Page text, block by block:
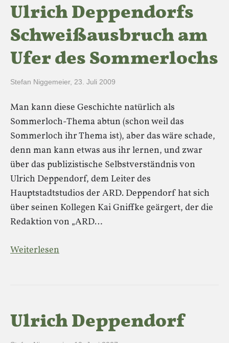
Ulrich Deppendorfs
Schweißausbruch am
Ufer des Sommerlochs
Stefan Niggemeier, 23. Juli 2009
Man kann diese Geschichte natürlich als
Sommerloch-Thema abtun (schon weil das
Sommerloch ihr Thema ist), aber das wäre schade,
denn man kann etwas aus ihr lernen, und zwar
über das publizistische Selbstverständnis von
Ulrich Deppendorf, dem Leiter des
Hauptstadtstudios der ARD. Deppendorf hat sich
über seinen Kollegen Kai Gniffke geärgert, der die
Redaktion von „ARD…
Weiterlesen
Ulrich Deppendorf